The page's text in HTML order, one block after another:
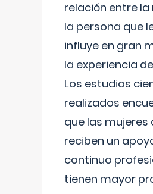
relación entre la
la persona que
influye en gran
la experiencia
Los estudios
realizados
que las mujeres
reciben un
continuo
tienen mayor